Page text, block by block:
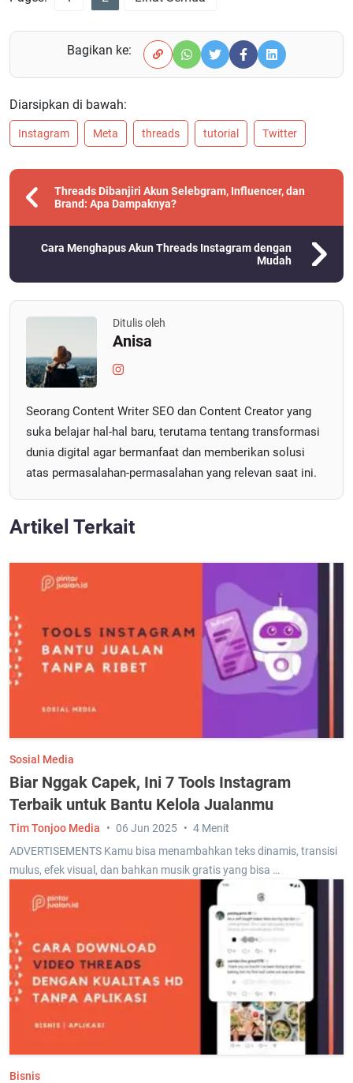
Bagikan ke:
Diarsipkan di bawah:
Instagram Meta threads tutorial Twitter
Threads Dibanjiri Akun Selebgram, Influencer, dan
Brand: Apa Dampaknya?
Cara Menghapus Akun Threads Instagram dengan
Mudah
Ditulis oleh
Anisa
Seorang Content Writer SEO dan Content Creator yang
suka belajar hal-hal baru, terutama tentang transformasi
dunia digital agar bermanfaat dan memberikan solusi
atas permasalahan-permasalahan yang relevan saat ini.
Artikel Terkait
Sosial Media
Biar Nggak Capek, Ini 7 Tools Instagram
Terbaik untuk Bantu Kelola Jualanmu
ADVERTISEMENTS Kamu bisa menambahkan teks dinamis, transisi
mulus, efek visual, dan bahkan musik gratis yang bisa …
Tim Tonjoo Media 06 Jun 2025 4 Menit
Bisnis